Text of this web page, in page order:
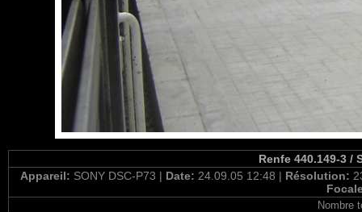
Renfe 440.149-3 /
Appareil: SONY DSC-P73 | Date: 24.09.05 12:48 | Résolution:
Nombre